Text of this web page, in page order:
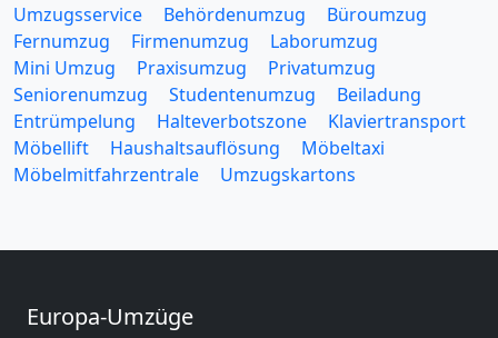
Umzugsservice Behördenumzug
Büroumzug
Fernumzug
Firmenumzug
Laborumzug
Mini Umzug
Praxisumzug
Privatumzug
Seniorenumzug
Studentenumzug
Beiladung
Entrümpelung
Halteverbotszone
Klaviertransport
Möbellift
Haushaltsauflösung
Möbeltaxi
Möbelmitfahrzentrale
Umzugskartons
Europa-Umzüge